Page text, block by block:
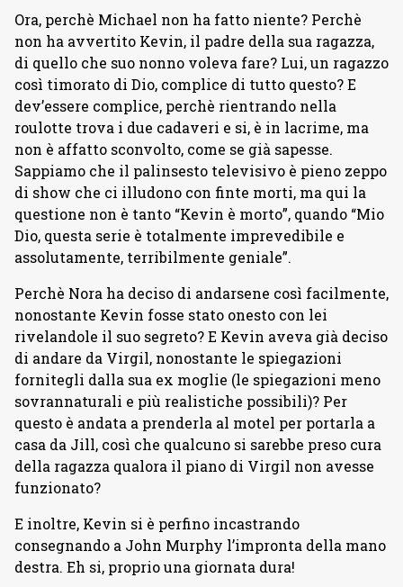
Ora, perchè Michael non ha fatto niente? Perchè
non ha avvertito Kevin, il padre della sua ragazza,
di quello che suo nonno voleva fare? Lui, un ragazzo
così timorato di Dio, complice di tutto questo? E
dev’essere complice, perchè rientrando nella
roulotte trova i due cadaveri e si, è in lacrime, ma
non è affatto sconvolto, come se già sapesse.
Sappiamo che il palinsesto televisivo è pieno zeppo
di show che ci illudono con finte morti, ma qui la
questione non è tanto “Kevin è morto”, quando “Mio
Dio, questa serie è totalmente imprevedibile e
assolutamente, terribilmente geniale”.
Perchè Nora ha deciso di andarsene così facilmente,
nonostante Kevin fosse stato onesto con lei
rivelandole il suo segreto? E Kevin aveva già deciso
di andare da Virgil, nonostante le spiegazioni
fornitegli dalla sua ex moglie (le spiegazioni meno
sovrannaturali e più realistiche possibili)? Per
questo è andata a prenderla al motel per portarla a
casa da Jill, così che qualcuno si sarebbe preso cura
della ragazza qualora il piano di Virgil non avesse
funzionato?
E inoltre, Kevin si è perfino incastrando
consegnando a John Murphy l’impronta della mano
destra. Eh si, proprio una giornata dura!